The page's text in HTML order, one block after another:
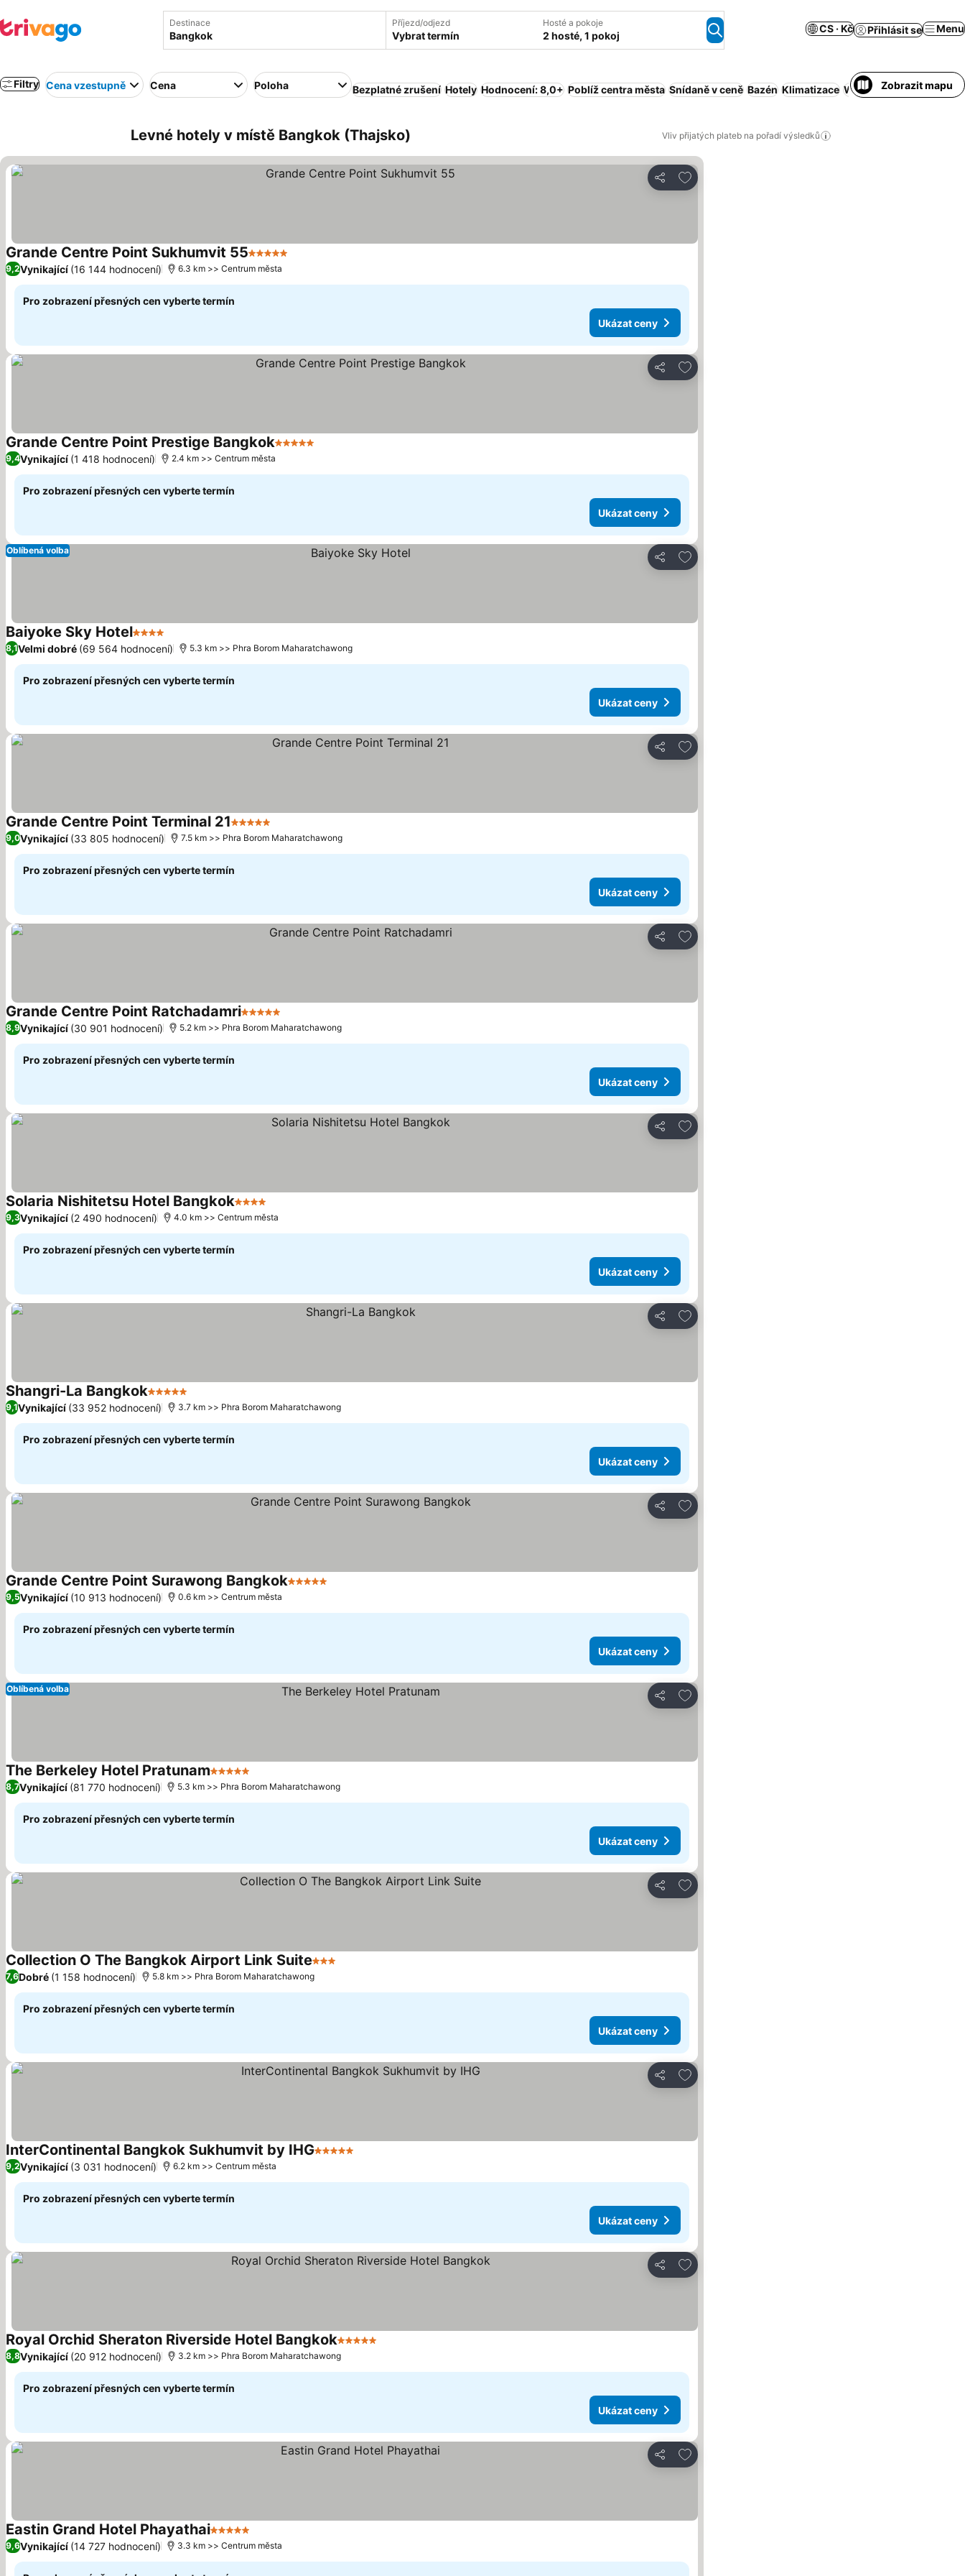
Destinace Příjezd/odjezd
Vybrat termín
Hosté a pokoje
2 hosté, 1 pokoj
CS · Kč Přihlásit se Menu
Filtry Cena vzestupně Cena Poloha Bezplatné zrušení Hotely Hodnocení: 8,0+ Poblíž centra města Snídaně v ceně Bazén Klimatizace Wi-Fi Hotelový komplex
Zobrazit mapu
Levné hotely v místě Bangkok (Thajsko) Vliv přijatých plateb na pořadí výsledků
Sdílet
Přidat na seznam oblíbených hotelů
Grande Centre Point Sukhumvit 555 Počet hvězdiček
9,2Vynikající (16 144 hodnocení) 6.3 km >> Centrum města
Pro zobrazení přesných cen vyberte termín
Ukázat ceny
Sdílet
Přidat na seznam oblíbených hotelů
Grande Centre Point Prestige Bangkok5 Počet hvězdiček
9,4Vynikající (1 418 hodnocení) 2.4 km >> Centrum města
Pro zobrazení přesných cen vyberte termín
Ukázat ceny
Sdílet
Přidat na seznam oblíbených hotelů
Oblíbená volba
Baiyoke Sky Hotel4 Počet hvězdiček
Ukázat ceny
8,1Velmi dobré (69 564 hodnocení) 5.3 km >> Phra Borom Maharatchawong
Pro zobrazení přesných cen vyberte termín
Ukázat ceny
Sdílet
Přidat na seznam oblíbených hotelů
Grande Centre Point Terminal 215 Počet hvězdiček
9,0Vynikající (33 805 hodnocení) 7.5 km >> Phra Borom Maharatchawong
Pro zobrazení přesných cen vyberte termín
Ukázat ceny
Sdílet
Přidat na seznam oblíbených hotelů
Grande Centre Point Ratchadamri5 Počet hvězdiček
8,9Vynikající (30 901 hodnocení) 5.2 km >> Phra Borom Maharatchawong
Pro zobrazení přesných cen vyberte termín
Ukázat ceny
Sdílet
Přidat na seznam oblíbených hotelů
Solaria Nishitetsu Hotel Bangkok4 Počet hvězdiček
9,3Vynikající (2 490 hodnocení) 4.0 km >> Centrum města
Pro zobrazení přesných cen vyberte termín
Ukázat ceny
Sdílet
Přidat na seznam oblíbených hotelů
Shangri-La Bangkok5 Počet hvězdiček
9,1Vynikající (33 952 hodnocení) 3.7 km >> Phra Borom Maharatchawong
Pro zobrazení přesných cen vyberte termín
Ukázat ceny
Sdílet
Přidat na seznam oblíbených hotelů
Grande Centre Point Surawong Bangkok5 Počet hvězdiček
9,5Vynikající (10 913 hodnocení) 0.6 km >> Centrum města
Pro zobrazení přesných cen vyberte termín
Ukázat ceny
Sdílet
Přidat na seznam oblíbených hotelů
Oblíbená volba
The Berkeley Hotel Pratunam5 Počet hvězdiček
8,7Vynikající (81 770 hodnocení) 5.3 km >> Phra Borom Maharatchawong
Pro zobrazení přesných cen vyberte termín
Ukázat ceny
Sdílet
Přidat na seznam oblíbených hotelů
Collection O The Bangkok Airport Link Suite3 Počet hvězdiček
7,6Dobré (1 158 hodnocení) 5.8 km >> Phra Borom Maharatchawong
Pro zobrazení přesných cen vyberte termín
Ukázat ceny
Sdílet
Přidat na seznam oblíbených hotelů
InterContinental Bangkok Sukhumvit by IHG5 Počet hvězdiček
9,2Vynikající (3 031 hodnocení) 6.2 km >> Centrum města
Pro zobrazení přesných cen vyberte termín
Ukázat ceny
Sdílet
Přidat na seznam oblíbených hotelů
Royal Orchid Sheraton Riverside Hotel Bangkok5 Počet hvězdiček
8,8Vynikající (20 912 hodnocení) 3.2 km >> Phra Borom Maharatchawong
Pro zobrazení přesných cen vyberte termín
Ukázat ceny
Sdílet
Přidat na seznam oblíbených hotelů
Eastin Grand Hotel Phayathai5 Počet hvězdiček
9,6Vynikající (14 727 hodnocení) 3.3 km >> Centrum města